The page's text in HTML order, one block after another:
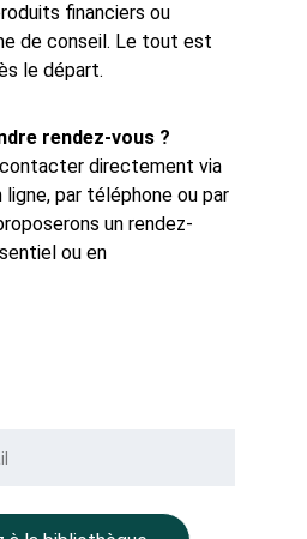
financiers ou
de conseil. Le tout est
le départ.
rendez-vous ?
directement via
par téléphone ou par
un rendez-
ou en